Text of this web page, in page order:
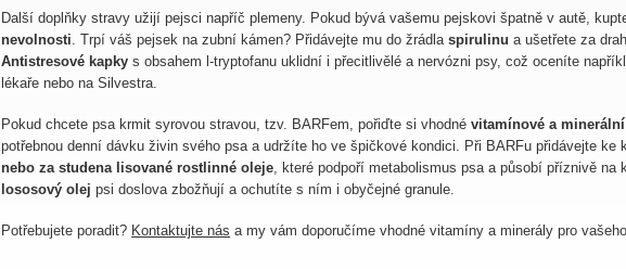
Další doplňky stravy užijí pejsci napříč plemeny. Pokud bývá vašemu pejskovi špatně v autě,
nevolnosti. Trpí váš pejsek na zubní kámen? Přidávejte mu do žrádlaspirulinu a ušetřete za
Antistresové kapky s obsahem l-tryptofanu uklidní i přecitlivělé a nervózni psy, což oceníte
lékaře nebo na Silvestra.
Pokud chcete psa krmit syrovou stravou, tzv. BARFem, pořiďte si vhodnévitamínové a
potřebnou denní dávku živin svého psa a udržíte ho ve špičkové kondici. Při BARFu přidávejte ke
nebo za studena lisované rostlinné oleje, které podpoří metabolismus psa a působí příznivě na
lososový olej psi doslova zbožňují a ochutíte s ním i obyčejné granule.
Potřebujete poradit? Kontaktujte nás a my vám doporučíme vhodné vitamíny a minerály pro